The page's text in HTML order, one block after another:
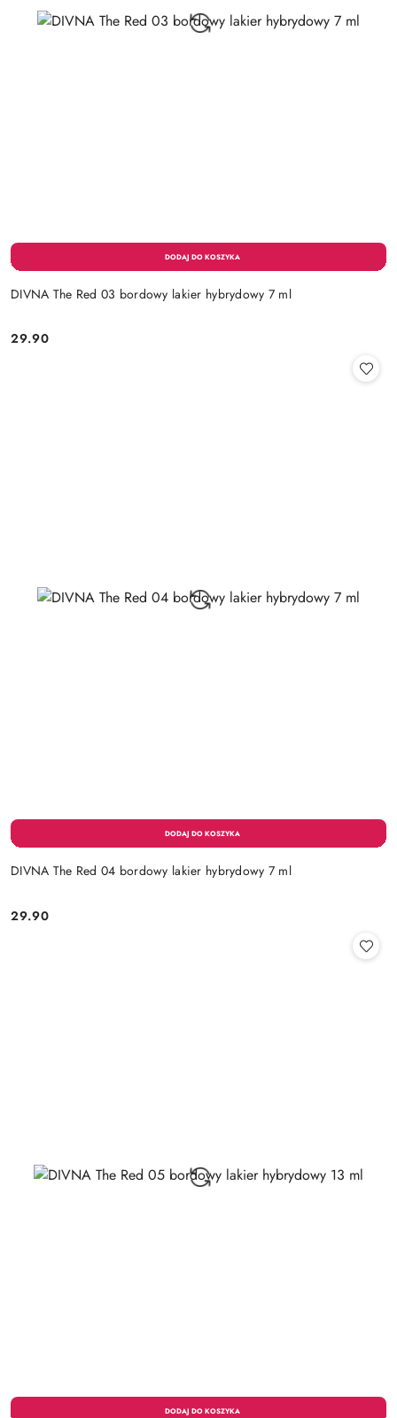
DIVNA The Red 03 bordowy lakier hybrydowy 7 ml
Cena:
29.90
DIVNA The Red 04 bordowy lakier hybrydowy 7 ml
Cena:
29.90